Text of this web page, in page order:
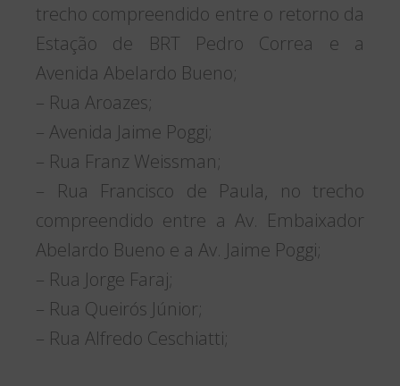
trecho compreendido entre o retorno da
Estação de BRT Pedro Correa e a
Avenida Abelardo Bueno;
– Rua Aroazes;
– Avenida Jaime Poggi;
– Rua Franz Weissman;
– Rua Francisco de Paula, no trecho
compreendido entre a Av. Embaixador
Abelardo Bueno e a Av. Jaime Poggi;
– Rua Jorge Faraj;
– Rua Queirós Júnior;
– Rua Alfredo Ceschiatti;